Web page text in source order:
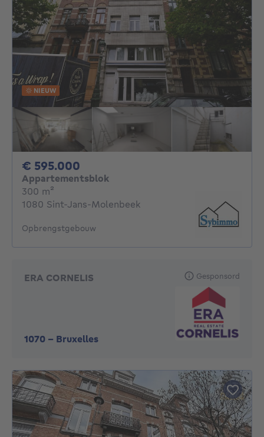
NIEUW
€ 595.000
Appartementsblok
300 m²
1080 Sint-Jans-Molenbeek
Opbrengstgebouw
ERA CORNELIS
1070 - Bruxelles
Gesponsord